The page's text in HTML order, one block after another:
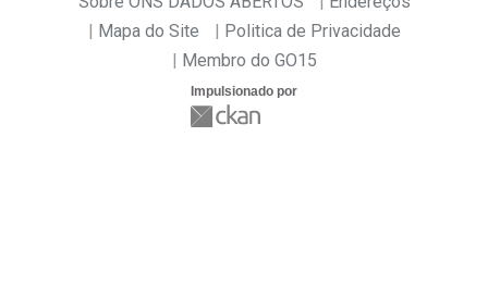
Mapa do Site
Politica de Privacidade
Membro do GO15
Impulsionado por